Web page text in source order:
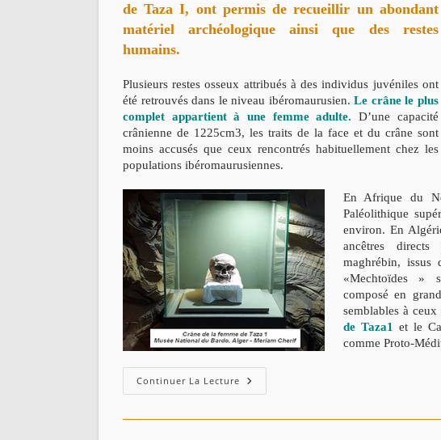
deTaza I, ont permis de recueillir un abondant
matériel archéologique ainsi que des restes
humains.
Plusieurs restes osseux attribués à des individus juvéniles ont
été retrouvés dans le niveau ibéromaurusien.Le crâne le plus
complet appartient à une femme adulte.D’une capacité
crânienne de 1225cm3, les traits de la face et du crâne sont
moins accusés que ceux rencontrés habituellement chez les
populations ibéromaurusiennes.
En Afrique du
Paléolithique
environ. En
ancêtres directs
maghrébin, issus
«Mechtoïdes »
composé en
semblables à
de Taza1
et le
comme Proto-
Continuer La Lecture Crâne
Ibéromaurusien